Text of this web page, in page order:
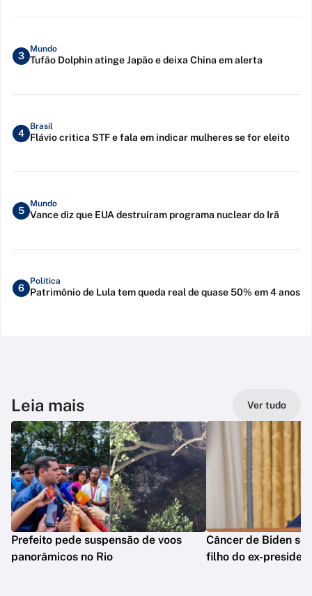
3
Mundo
Tufão Dolphin atinge Japão e deixa China em alerta
4
Brasil
Flávio critica STF e fala em indicar mulheres se for eleito
5
Mundo
Vance diz que EUA destruíram programa nuclear do Irã
6
Política
Patrimônio de Lula tem queda real de quase 50% em 4 anos
Leia mais Ver tudo
Prefeito pede suspensão de voos
panorâmicos no Rio
Câncer de Biden se
filho do ex-